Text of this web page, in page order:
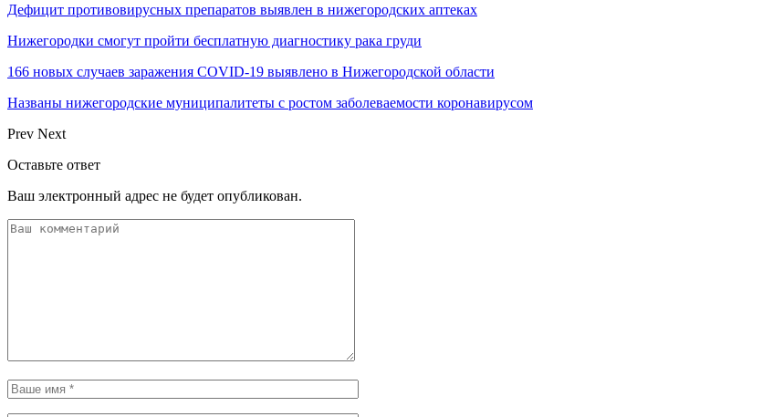
Дефицит противовирусных препаратов выявлен в нижегородских аптеках
Нижегородки смогут пройти бесплатную диагностику рака груди
166 новых случаев заражения COVID-19 выявлено в Нижегородской области
Названы нижегородские муниципалитеты с ростом заболеваемости коронавирусом
Prev Next
Оставьте ответ
Ваш электронный адрес не будет опубликован.